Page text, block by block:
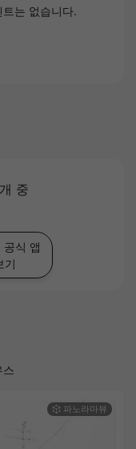
는 없습니다.
중
식 앱
기
스